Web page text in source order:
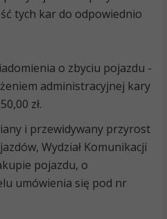
tych kar do odpowiednio
o zbyciu pojazdu -
administracyjnej kary
zł.
i przewidywany przyrost
Wydział Komunikacji
pojazdu, o
umówienia się pod nr